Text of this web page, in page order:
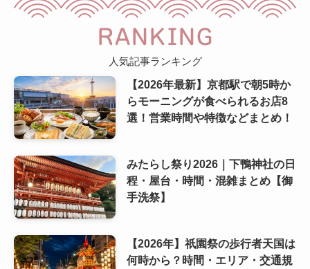
RANKING
人気記事ランキング
【2026年最新】京都駅で朝5時か
らモーニングが食べられるお店8
選！営業時間や特徴などまとめ！
みたらし祭り2026｜下鴨神社の日
程・屋台・時間・混雑まとめ【御
手洗祭】
【2026年】祇園祭の歩行者天国は
何時から？時間・エリア・交通規